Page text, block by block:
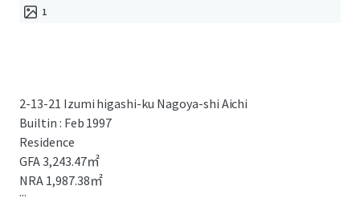
1
2-13-21 Izumi higashi-ku Nagoya-shi Aichi
Builtin : Feb 1997
Residence
GFA 3,243.47㎡
NRA 1,987.38㎡
...